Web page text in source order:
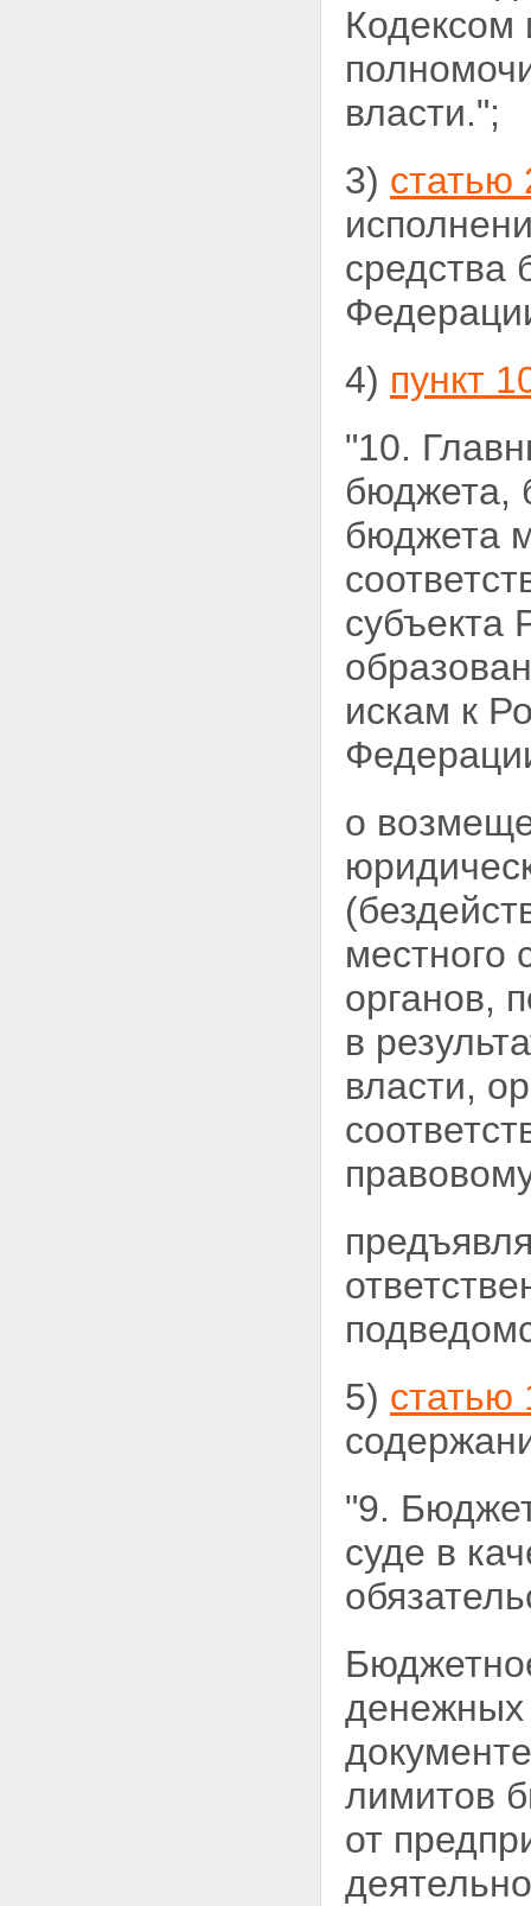
власти.";
3) статью
средства
4) пункт
"10.
бюджета,
бюджета
субъекта
искам к
о
местного
органов,
в
власти,
5) статью
"9.
суде в
денежных
лимитов
от